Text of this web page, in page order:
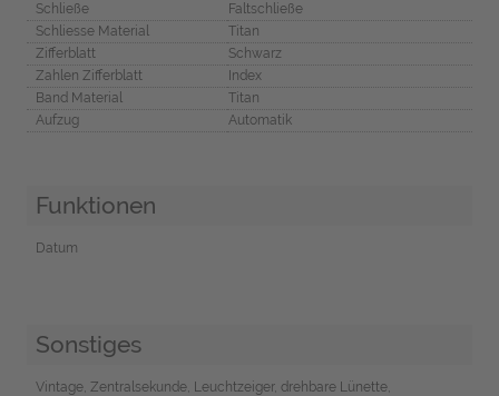
Schließe
Faltschließe
Schliesse Material
Titan
Zifferblatt
Schwarz
Zahlen Zifferblatt
Index
Band Material
Titan
Aufzug
Automatik
Funktionen
Datum
Sonstiges
Vintage, Zentralsekunde, Leuchtzeiger, drehbare Lünette,